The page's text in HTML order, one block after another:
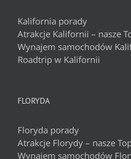
Kalifornia porady
Atrakcje Kalifornii – nasze
Wynajem samochodów
Roadtrip w Kalifornii
FLORYDA
Floryda porady
Atrakcje Florydy – nasze
Wynajem samochodów